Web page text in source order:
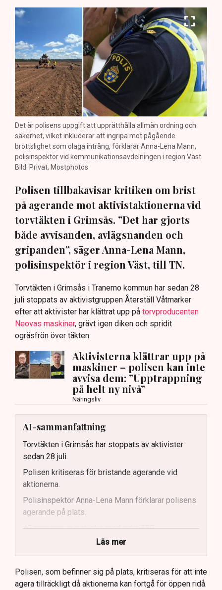
Det är polisens uppgift att upprätthålla allmän ordning och
säkerhet, vilket inkluderar att ingripa mot pågående
brottslighet som olaga intrång, förklarar Anna-Lena Mann,
polisinspektör vid kommunikationsavdelningen i region Väst.
Bild: Privat, Mostphotos
Polisen tillbakavisar kritiken om brist
på agerande mot aktivistaktionerna vid
torvtäkten i Grimsås. ”Det har gjorts
både avvisanden, avlägsnanden och
gripanden”, säger Anna-Lena Mann,
polisinspektör i region Väst, till TN.
Torvtäkten i Grimsås i Tranemo kommun har sedan 28
juli stoppats av aktivistgruppen Återställ Våtmarker
efter att aktivister har klättrat upp på torvproducenten
Neovas maskiner, grävt igen diken och spridit
ogräsfrön över täkten.
Aktivisterna klättrar upp på
maskiner – polisen kan inte
avvisa dem: ”Upptrappning
på helt ny nivå”
Näringsliv
AI-sammanfattning
Torvtäkten i Grimsås har stoppats av aktivister
sedan 28 juli.
Polisen kritiseras för bristande agerande vid
aktionerna.
Polisinspektör Anna-Lena Mann förklarar polisens
agerande på plats.
40 personer misstänks med cirka 120
brottsmisstankar kopplade.
Polisen använder drönare och uniformerad polis
för att dokumentera bevis.
Samtidigt är polisarbetet komplext när det gäller
Läs mer
Polisen, som befinner sig på plats, kritiseras för att inte
agera tillräckligt då aktionerna kan fortgå för öppen ridå.